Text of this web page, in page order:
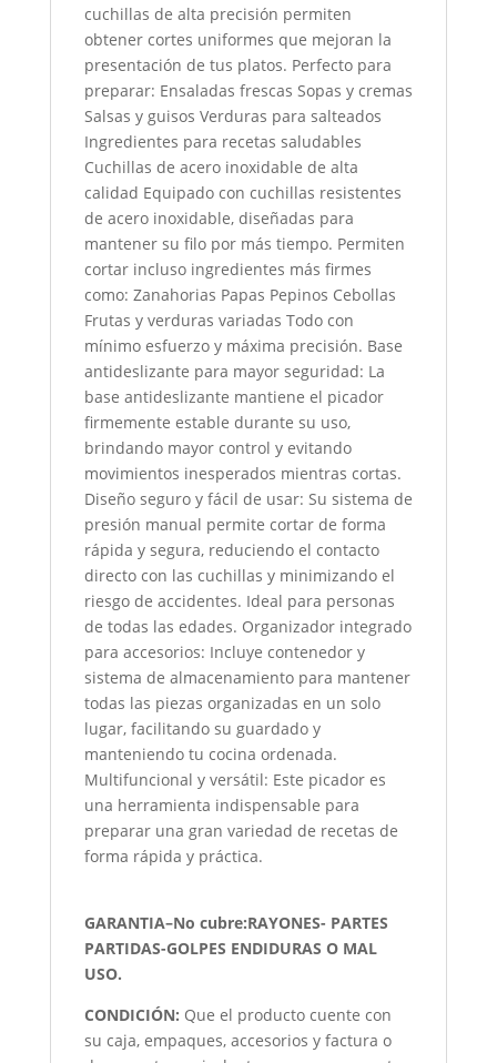
cuchillas de alta precisión permiten
obtener cortes uniformes que mejoran la
presentación de tus platos. Perfecto para
preparar: Ensaladas frescas Sopas y cremas
Salsas y guisos Verduras para salteados
Ingredientes para recetas saludables
Cuchillas de acero inoxidable de alta
calidad Equipado con cuchillas resistentes
de acero inoxidable, diseñadas para
mantener su filo por más tiempo. Permiten
cortar incluso ingredientes más firmes
como: Zanahorias Papas Pepinos Cebollas
Frutas y verduras variadas Todo con
mínimo esfuerzo y máxima precisión. Base
antideslizante para mayor seguridad: La
base antideslizante mantiene el picador
firmemente estable durante su uso,
brindando mayor control y evitando
movimientos inesperados mientras cortas.
Diseño seguro y fácil de usar: Su sistema de
presión manual permite cortar de forma
rápida y segura, reduciendo el contacto
directo con las cuchillas y minimizando el
riesgo de accidentes. Ideal para personas
de todas las edades. Organizador integrado
para accesorios: Incluye contenedor y
sistema de almacenamiento para mantener
todas las piezas organizadas en un solo
lugar, facilitando su guardado y
manteniendo tu cocina ordenada.
Multifuncional y versátil: Este picador es
una herramienta indispensable para
preparar una gran variedad de recetas de
forma rápida y práctica.
GARANTIA–No cubre:RAYONES- PARTES
PARTIDAS-GOLPES ENDIDURAS O MAL
USO.
CONDICIÓN: Que el producto cuente con
su caja, empaques, accesorios y factura o